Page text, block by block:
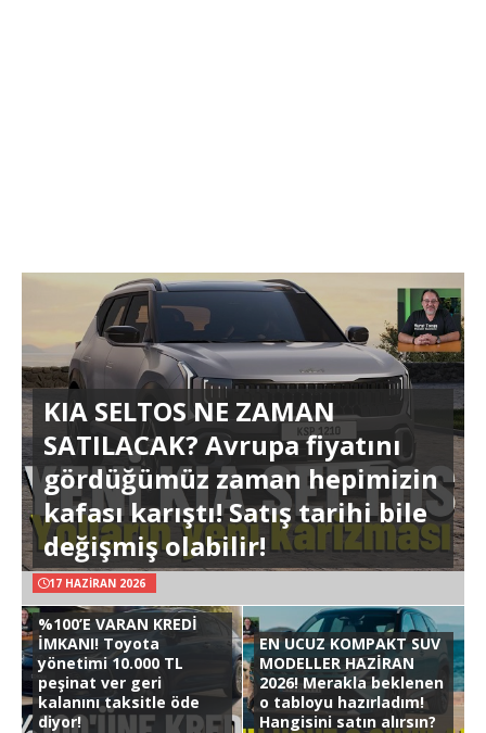
KIA SELTOS NE ZAMAN
SATILACAK? Avrupa fiyatını
gördüğümüz zaman hepimizin
kafası karıştı! Satış tarihi bile
değişmiş olabilir!
17 HAZIRAN 2026
%100’E VARAN KREDİ
İMKANI! Toyota
yönetimi 10.000 TL
peşinat ver geri
kalanını taksitle öde
diyor!
EN UCUZ KOMPAKT SUV
MODELLER HAZİRAN
2026! Merakla beklenen
o tabloyu hazırladım!
Hangisini satın alırsın?